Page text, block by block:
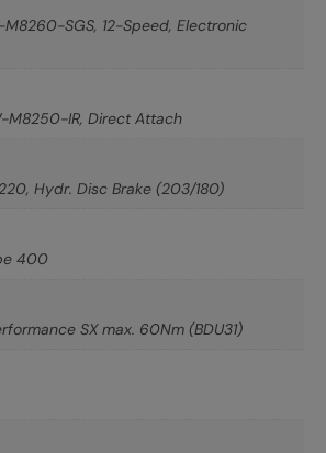
M8260-SGS, 12-Speed, Electronic
M8250-IR, Direct Attach
Hydr. Disc Brake (203/180)
400
SX max. 60Nm (BDU31)